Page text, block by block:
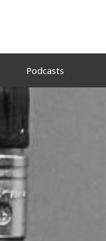
Podcasts